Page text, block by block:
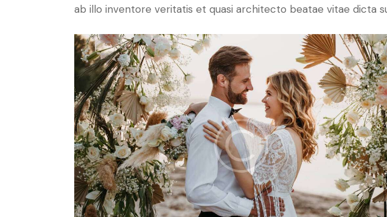
ab illo inventore veritatis et quasi architecto beatae vitae dicta